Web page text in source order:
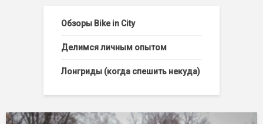
Обзоры Bike in City
Делимся личным опытом
Лонгриды (когда спешить некуда)